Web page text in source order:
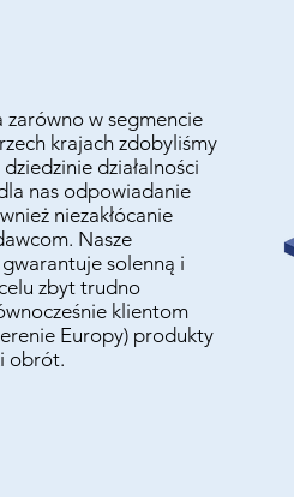
w segmencie
krajach zdobyliśmy
działalności
nas odpowiadanie
niezakłócanie
Nasze
solenną i
zbyt trudno
klientom
Europy) produkty
obrót.